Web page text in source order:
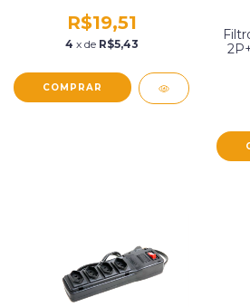
Multicraft 20776.Esp
R$19,51
4 x de R$5,43